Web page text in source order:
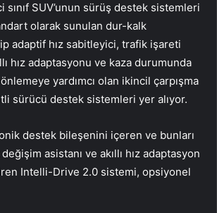
sınıf SUV’unun sürüş destek sistemleri
olarak sunulan dur-kalk
adaptif hız sabitleyici, trafik işareti
hız adaptasyonu ve kaza durumunda
yardımcı olan ikincil çarpışma
sürücü destek sistemleri yer alıyor.
destek bileşenini içeren ve bunları
asistanı ve akıllı hız adaptasyon
Intelli-Drive 2.0 sistemi, opsiyonel